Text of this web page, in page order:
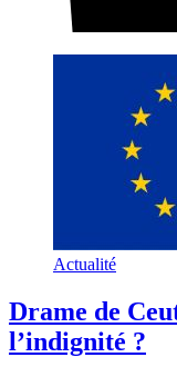
Actualité
Drame de
l’indignité ?